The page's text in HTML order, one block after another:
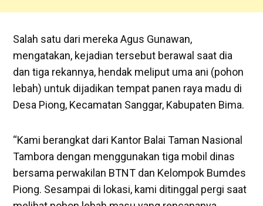
Salah satu dari mereka Agus Gunawan,
mengatakan, kejadian tersebut berawal saat dia
dan tiga rekannya, hendak meliput uma ani (pohon
lebah) untuk dijadikan tempat panen raya madu di
Desa Piong, Kecamatan Sanggar, Kabupaten Bima.
“Kami berangkat dari Kantor Balai Taman Nasional
Tambora dengan menggunakan tiga mobil dinas
bersama perwakilan BTNT dan Kelompok Bumdes
Piong. Sesampai di lokasi, kami ditinggal pergi saat